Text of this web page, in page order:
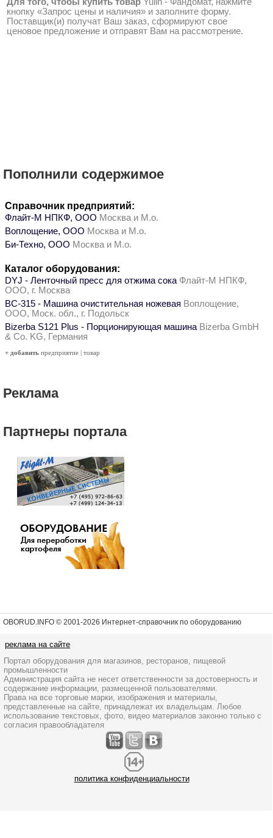
кнопку «Запрос цены и наличия» и заполните форму.
Поставщик(и) получат Ваш заказ, сформируют свое
ценовое предложение и отправят Вам на рассмотрение.
Пополнили содержимое
Справочник предприятий:
Флайт-М НПКФ, ООО Москва и М.о.
Воплощение, ООО Москва и М.о.
Би-Техно, ООО Москва и М.о.
Каталог оборудования:
DYJ - Ленточный пресс для отжима сока Флайт-М НПКФ,
ООО, г. Москва
ВС-315 - Машина очистительная ножевая Воплощение,
ООО, Моск. обл., г. Подольск
Bizerba S121 Plus - Порционирующая машина Bizerba GmbH
& Co. KG, Германия
+ добавить предприятие | товар
Реклама
Партнеры портала
OBORUD.INFO © 2001-2026 Интернет-справочник по оборудованию
реклама на сайте
Портал оборудования для магазинов, ресторанов, пищевой
промышленности
Администрация сайта не несет ответственности за достоверность и
содержание информации, размещенной пользователями.
Права на все торговые марки, изображения и материалы,
представленные на сайте, принадлежат их владельцам. Любое
использование текстовых, фото, видео материалов законно только с
согласия правообладателя
политика конфиденциальности